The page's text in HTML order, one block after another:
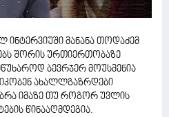
ინტერვიუში მანანა თოდაძემ
შორის ურთიერთობაზე
ბევრჯერ მოუსმენია
ახალლგაზრდები
იმაზე თუ როგორ უვლის
წინააღმდეგია.